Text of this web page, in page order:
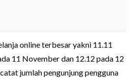
online terbesar yakni 11.11
11 November dan 12.12 pada 12
jumlah pengunjung pengguna